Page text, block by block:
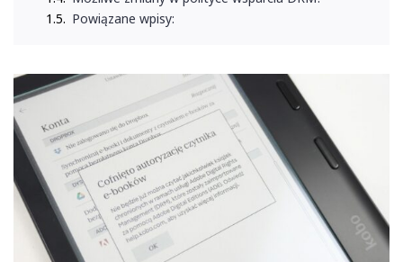
Powiązane wpisy: